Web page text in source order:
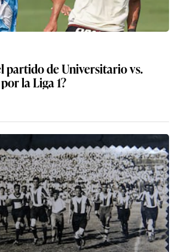
partido de Universitario vs.
la Liga 1?